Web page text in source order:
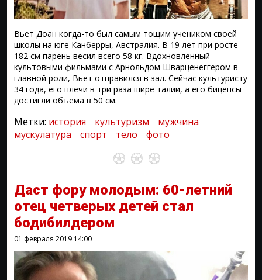
Вьет Доан когда-то был самым тощим учеником своей
школы на юге Канберры, Австралия. В 19 лет при росте
182 см парень весил всего 58 кг. Вдохновленный
культовыми фильмами с Арнольдом Шварценеггером в
главной роли, Вьет отправился в зал. Сейчас культуристу
34 года, его плечи в три раза шире талии, а его бицепсы
достигли объема в 50 см.
Метки: история культуризм
мужчина
мускулатура
спорт тело фото
Даст фору молодым: 60-летний
отец четверых детей стал
бодибилдером
01 февраля 2019 14:00